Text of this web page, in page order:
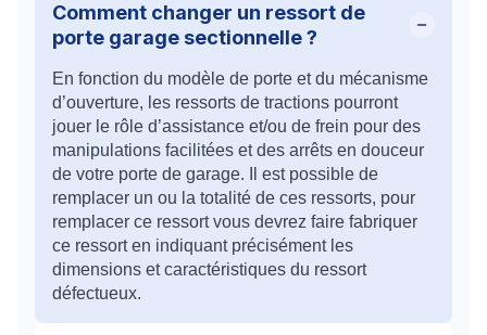
Comment changer un ressort de
porte garage sectionnelle ?
En fonction du modèle de porte et du mécanisme
d’ouverture, les ressorts de tractions pourront
jouer le rôle d’assistance et/ou de frein pour des
manipulations facilitées et des arrêts en douceur
de votre porte de garage. Il est possible de
remplacer un ou la totalité de ces ressorts, pour
remplacer ce ressort vous devrez faire fabriquer
ce ressort en indiquant précisément les
dimensions et caractéristiques du ressort
défectueux.